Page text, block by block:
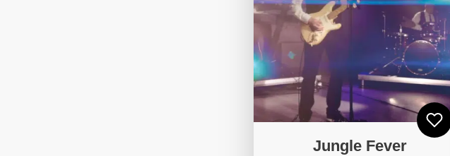
Jungle Fever